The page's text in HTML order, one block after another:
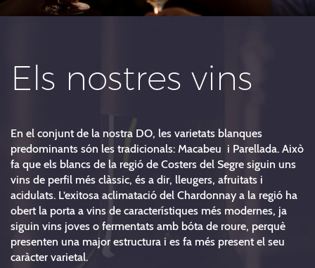
Els nostres vins
En el conjunt de la nostra DO, les varietats blanques
predominants són les tradicionals: Macabeu i Parellada. Això
fa que els blancs de la regió de Costers del Segre siguin uns
vins de perfil més clàssic, és a dir, lleugers, afruitats i
acidulats. L’exitosa aclimatació del Chardonnay a la regió ha
obert la porta a vins de característiques més modernes, ja
siguin vins joves o fermentats amb bóta de roure, perquè
presenten una major estructura i es fa més present el seu
caràcter varietal.